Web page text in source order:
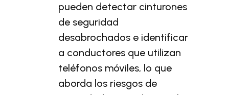
pueden detectar cinturones
de seguridad
desabrochados e identificar
a conductores que utilizan
teléfonos móviles, lo que
aborda los riesgos de